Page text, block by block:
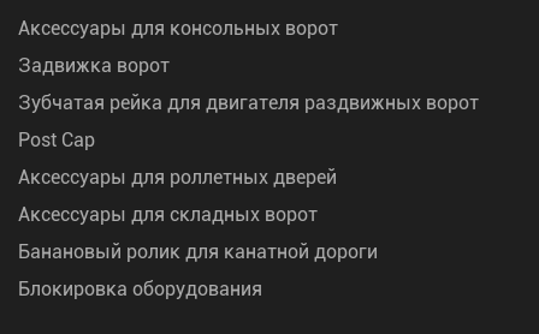
Аксессуары для консольных ворот
Задвижка ворот
Зубчатая рейка для двигателя раздвижных ворот
Post Cap
Аксессуары для роллетных дверей
Аксессуары для складных ворот
Банановый ролик для канатной дороги
Блокировка оборудования